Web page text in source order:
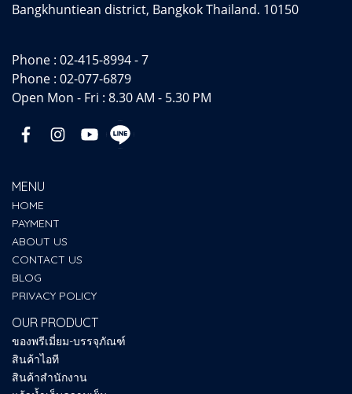
Bangkhuntiean district, Bangkok Thailand. 10150
Phone : 02-415-8994 - 7
Phone : 02-077-6879
Open Mon - Fri : 8.30 AM - 5.30 PM
MENU
HOME
PAYMENT
ABOUT US
CONTACT US
BLOG
PRIVACY POLICY
OUR PRODUCT
ของพรีเมี่ยม-บรรจุภัณฑ์
สินค้าไอที
สินค้าสำนักงาน